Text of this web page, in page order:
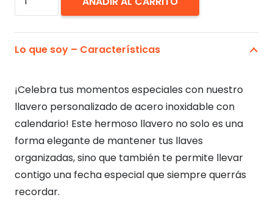
Personalizado
Acero
Lo que soy – Características
¡Celebra tus momentos especiales con nuestro
llavero personalizado de acero inoxidable con
calendario! Este hermoso llavero no solo es una
forma elegante de mantener tus llaves
organizadas, sino que también te permite llevar
contigo una fecha especial que siempre querrás
recordar.